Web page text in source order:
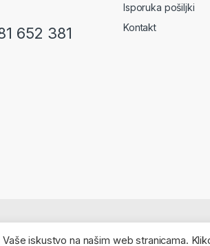
652 381
Isporuka pošiljki
Kontakt
iskustvo na našim web stranicama.